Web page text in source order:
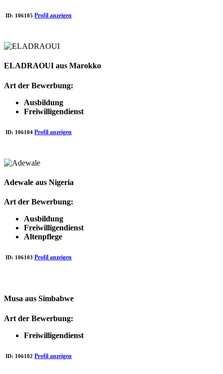
ID: 106105 Profil anzeigen
ELADRAOUI aus Marokko
Art der Bewerbung:
Ausbildung
Freiwilligendienst
ID: 106104 Profil anzeigen
Adewale aus Nigeria
Art der Bewerbung:
Ausbildung
Freiwilligendienst
Altenpflege
ID: 106103 Profil anzeigen
Musa aus Simbabwe
Art der Bewerbung:
Freiwilligendienst
ID: 106102 Profil anzeigen